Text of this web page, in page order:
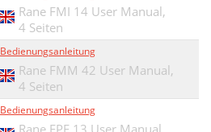
Rane FMI 14 User Manual,
4 Seiten
Bedienungsanleitung
Rane FMM 42 User Manual,
4 Seiten
Bedienungsanleitung
Rane FPE 13 User Manual,